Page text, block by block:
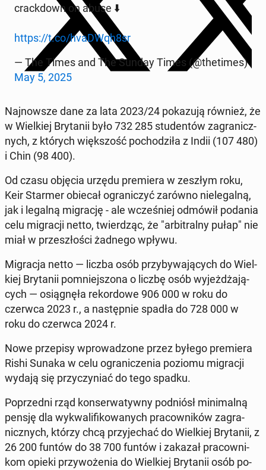
crack­down on abuse ⬇️
https://t.co/hvaDWqh8sr
— The Times and The Sunday Times (@the­ti­mes)
May 5, 2025
Naj­now­sze dane za lata 2023/24 po­ka­zu­ją również, że
w Wiel­kiej Bry­ta­nii było 732 285 stu­den­tów za­gra­nicz­
nych, z których więk­szość po­cho­dzi­ła z Indii (107 480)
i Chin (98 400).
Od czasu objęcia urzędu pre­mie­ra w zeszłym roku,
Keir Starmer obiecał ogra­ni­czyć zarówno nie­le­gal­ną,
jak i legalną mi­gra­cję - ale wcze­śniej odmówił podania
celu mi­gra­cji netto, twier­dząc, że "ar­bi­tral­ny pułap" nie
miał w prze­szło­ści żadnego wpływu.
Mi­gra­cja netto — liczba osób przy­by­wa­ją­cych do Wiel­
kiej Bry­ta­nii po­mniej­szo­na o liczbę osób wy­jeż­dża­ją­
cych — osią­gnę­ła re­kor­do­we 906 000 w roku do
czerwca 2023 r., a na­stęp­nie spadła do 728 000 w
roku do czerwca 2024 r.
Nowe prze­pi­sy wpro­wa­dzo­ne przez byłego pre­mie­ra
Rishi Sunaka w celu ogra­ni­cze­nia poziomu mi­gra­cji
wydają się przy­czy­niać do tego spadku.
Po­przed­ni rząd kon­ser­wa­tyw­ny pod­niósł mi­ni­mal­ną
pensję dla wy­kwa­li­fi­ko­wa­nych pra­cow­ni­ków za­gra­
nicz­nych, którzy chcą przy­je­chać do Wiel­kiej Bry­ta­nii, z
26 200 funtów do 38 700 funtów i zakazał pra­cow­ni­
kom opieki przy­wo­że­nia do Wiel­kiej Bry­ta­nii osób po­